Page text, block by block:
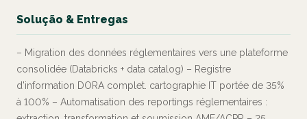
Solução & Entregas
– Migration des données réglementaires vers une plateforme
consolidée (Databricks + data catalog) – Registre
d'information DORA complet. cartographie IT portée de 35%
à 100% – Automatisation des reportings réglementaires :